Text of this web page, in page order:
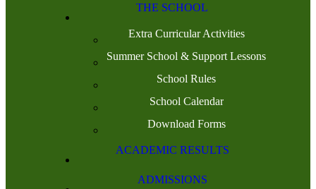
THE SCHOOL
Extra Curricular Activities
Summer School & Support Lessons
School Rules
School Calendar
Download Forms
ACADEMIC RESULTS
ADMISSIONS